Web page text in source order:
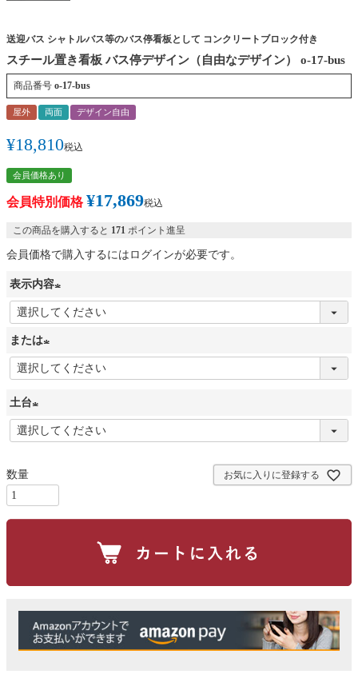
送迎バス シャトルバス等のバス停看板として コンクリートブロック付き
スチール置き看板 バス停デザイン（自由なデザイン） o-17-bus
商品番号 o-17-bus
屋外 両面 デザイン自由
¥18,810税込
会員価格あり
会員特別価格 ¥17,869税込
この商品を購入すると 171 ポイント進呈
会員価格で購入するにはログインが必要です。
表示内容
(
)
または
土台
(
)
お気に入りに登録する